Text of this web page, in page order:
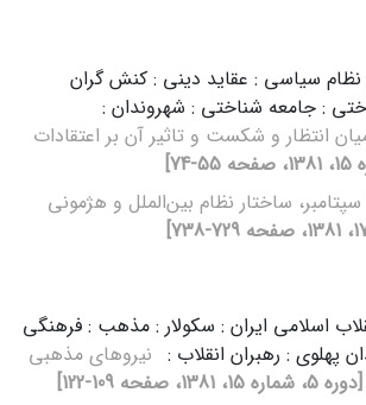
نظام سیاسی : عقاید دینی : کنش گران
: جامعه شناختی : شهروندان :
انتظار و شکست‌ و تاثیر آن‌ بر اعتقادات‌
11 سپتامبر، ساختار نظام‌ بین‌الملل‌ و هژمونی‌
اسلامی ایران : سکولار : مذهب : فرهنگی
پهلوی : رهبران انقلاب : نیروهای‌ مذهبی‌
[دوره 5، شماره 15، 1381، صفحه 109-122]